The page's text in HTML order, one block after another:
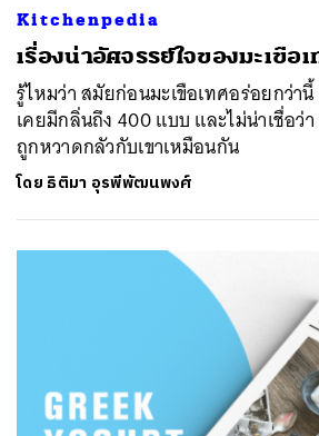
Kitchenpedia
เรื่องน่าอัศจรรย์ใจของมะเขือ
รู้ไหมว่า สมัยก่อนมะเขือเทศอร่อยกว่า
เคยมีกลิ่นถึง 400 แบบ และไม่น่าเชื่อว่
ถูกหวาดกลัวกับเขาเหมือนกัน
โดย ธิติมา อุรพีพัฒนพงศ์